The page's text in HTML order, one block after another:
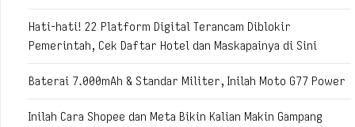
Hati-hati! 22 Platform Digital Terancam Diblokir
Pemerintah, Cek Daftar Hotel dan Maskapainya di Sini
Baterai 7.000mAh & Standar Militer, Inilah Moto G77 Power
Inilah Cara Shopee dan Meta Bikin Kalian Makin Gampang